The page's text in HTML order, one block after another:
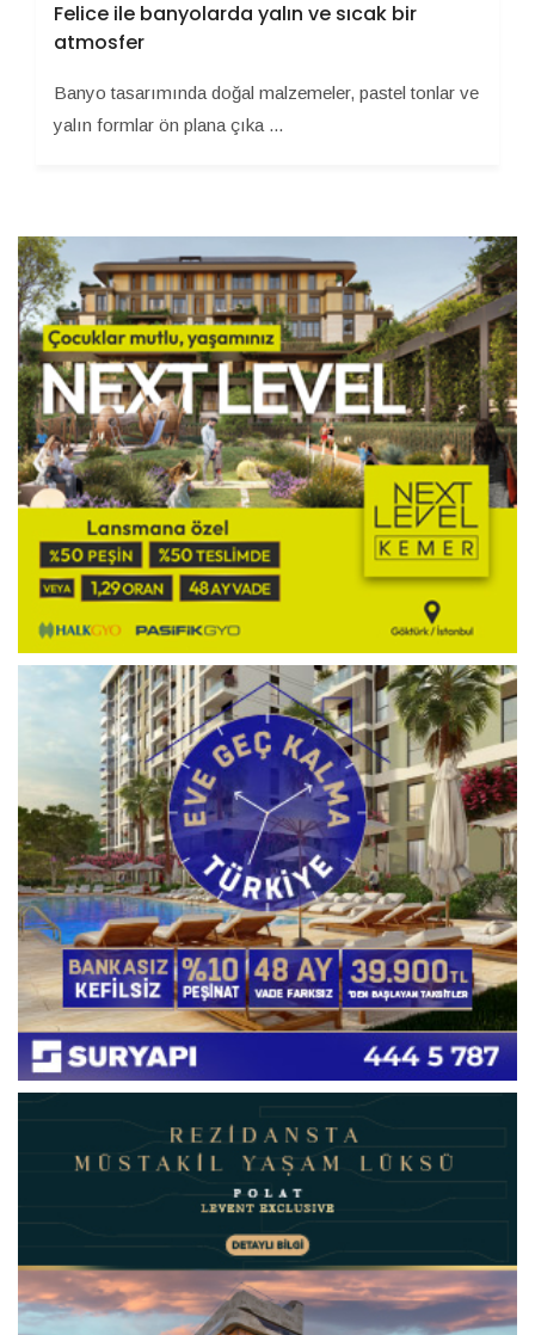
Felice ile banyolarda yalın ve sıcak bir
atmosfer
Banyo tasarımında doğal malzemeler, pastel tonlar ve
yalın formlar ön plana çıka ...